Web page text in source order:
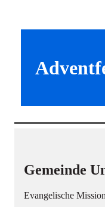
Gemeinde
Evangelische